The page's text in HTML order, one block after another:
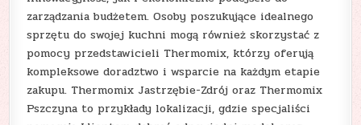
zarządzania budżetem. Osoby poszukujące idealnego
sprzętu do swojej kuchni mogą również skorzystać z
pomocy przedstawicieli Thermomix, którzy oferują
kompleksowe doradztwo i wsparcie na każdym etapie
zakupu. Thermomix Jastrzębie-Zdrój oraz Thermomix
Pszczyna to przykłady lokalizacji, gdzie specjaliści